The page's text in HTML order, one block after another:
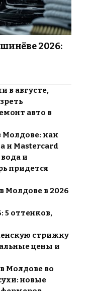
2026:
в августе,
авто в
Молдове: как
и Mastercard
и
придется
Молдове в 2026
5 оттенков,
стрижку
цены и
Молдове во
новые